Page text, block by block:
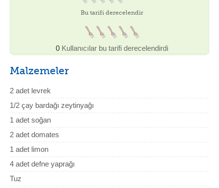
Bu tarifi derecelendir
0 Kullanıcılar bu tarifi derecelendirdi
Malzemeler
2 adet levrek
1/2 çay bardağı zeytinyağı
1 adet soğan
2 adet domates
1 adet limon
4 adet defne yaprağı
Tuz